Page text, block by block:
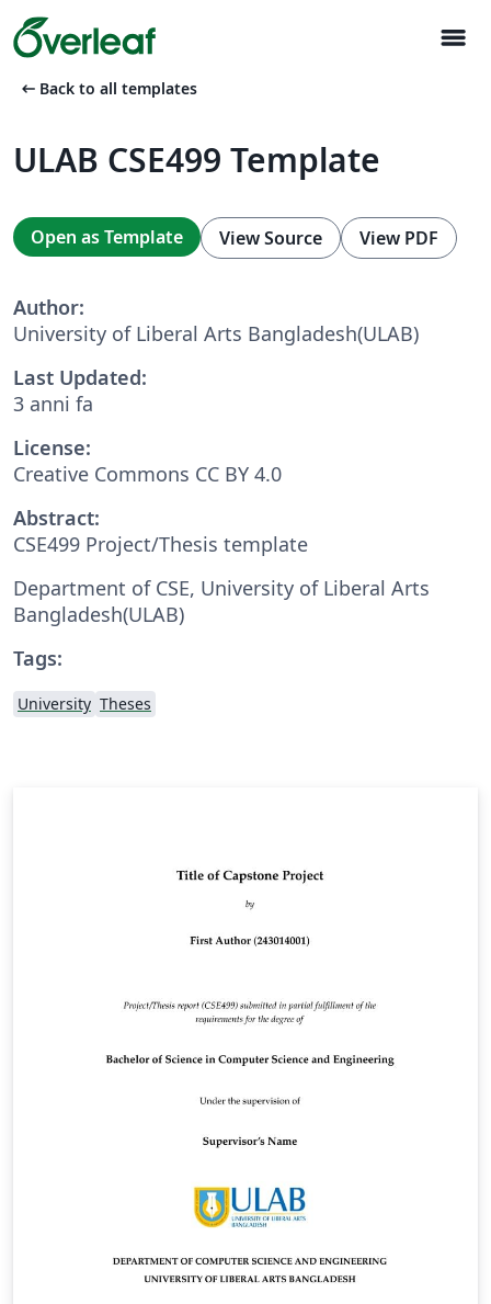
menu
arrow_left_alt Back to all templates
ULAB CSE499 Template
Open as Template View Source View PDF
Author:
University of Liberal Arts Bangladesh(ULAB)
Last Updated:
3 anni fa
License:
Creative Commons CC BY 4.0
Abstract:
CSE499 Project/Thesis template
Department of CSE, University of Liberal Arts
Bangladesh(ULAB)
Tags:
University Theses